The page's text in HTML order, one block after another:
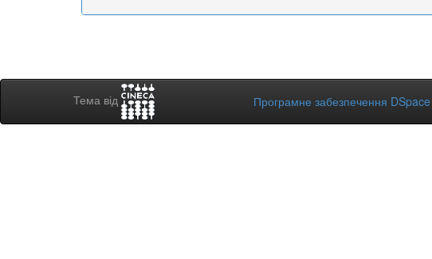
Тема від Програмне забезпечення DSpace